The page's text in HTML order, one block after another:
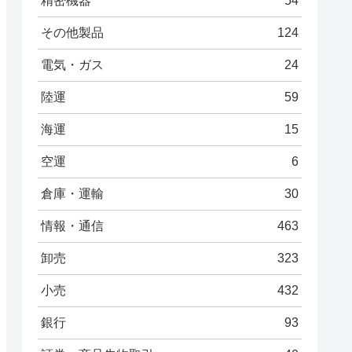
その他製品 124
電気・ガス 24
陸運 59
海運 15
空運 6
倉庫・運輸 30
情報・通信 463
卸売 323
小売 432
銀行 93